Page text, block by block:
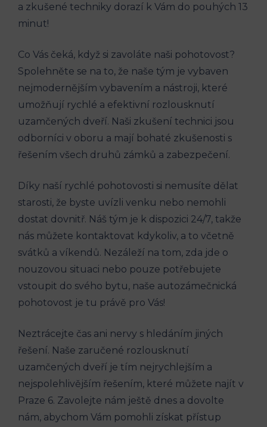
a⁣ zkušené techniky dorazí k Vám do pouhých ​13
minut!
Co Vás‍ čeká, ⁣když ‌si zavoláte naši pohotovost?
Spolehněte se na ⁣to, že naše tým je vybaven
nejmodernějším⁣ vybavením a nástroji, které
umožňují rychlé a efektivní‍ rozlousknutí
uzamčených‍ dveří. Naši⁣ zkušení ⁢technici jsou
odborníci ‌v oboru a mají bohaté ​zkušenosti ⁣s
řešením⁢ všech ⁣druhů zámků a zabezpečení.
Díky naší ​rychlé ‍pohotovosti si nemusíte dělat
starosti, že byste ⁢uvízli venku nebo nemohli
‍dostat dovnitř.⁢ Náš tým je k dispozici 24/7, takže‍
nás můžete kontaktovat kdykoliv,​ a to ‌včetně
svátků‌ a ​víkendů. Nezáleží na‍ tom,⁣ zda jde‍ o
nouzovou situaci ‍nebo pouze ​potřebujete
⁤vstoupit do‍ svého bytu, naše autozámečnická
pohotovost je tu ‌právě ⁤pro Vás!
Neztrácejte čas ani nervy s ⁤hledáním jiných
řešení. Naše zaručené‍ rozlousknutí
uzamčených dveří je tím nejrychlejším a
nejspolehlivějším řešením, které můžete najít v
Praze⁤ 6. Zavolejte nám ještě dnes a ‍dovolte
nám, abychom Vám pomohli⁣ získat⁤ přístup